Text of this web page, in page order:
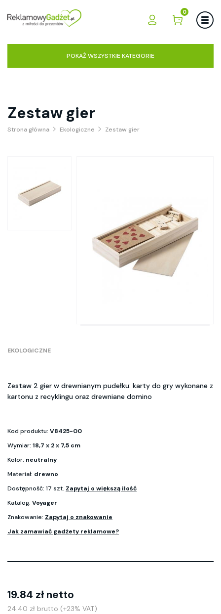
0
POKAŻ WSZYSTKIE KATEGORIE
Zestaw gier
Strona główna Ekologiczne Zestaw gier
EKOLOGICZNE
Zestaw 2 gier w drewnianym pudełku: karty do gry wykonane z
kartonu z recyklingu oraz drewniane domino
Kod produktu: V8425-00
Wymiar: 18,7 x 2 x 7,5 cm
Kolor: neutralny
Materiał: drewno
Dostępność: 17 szt. Zapytaj o większą ilość
Katalog: Voyager
Znakowanie: Zapytaj o znakowanie
Jak zamawiać gadżety reklamowe?
19.84 zł netto
24.40 zł brutto (+23% VAT)